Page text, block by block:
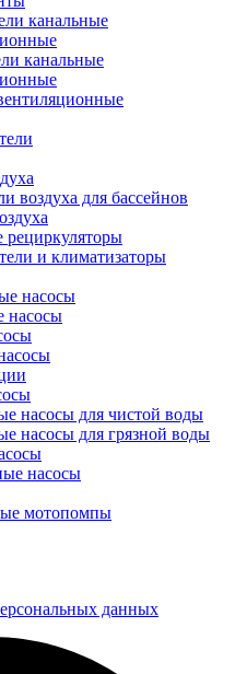
канальные
канальные
воздуха для бассейнов
рециркуляторы
и климатизаторы
насосы
насосы
насосы для чистой воды
насосы для грязной воды
насосы
мотопомпы
данных